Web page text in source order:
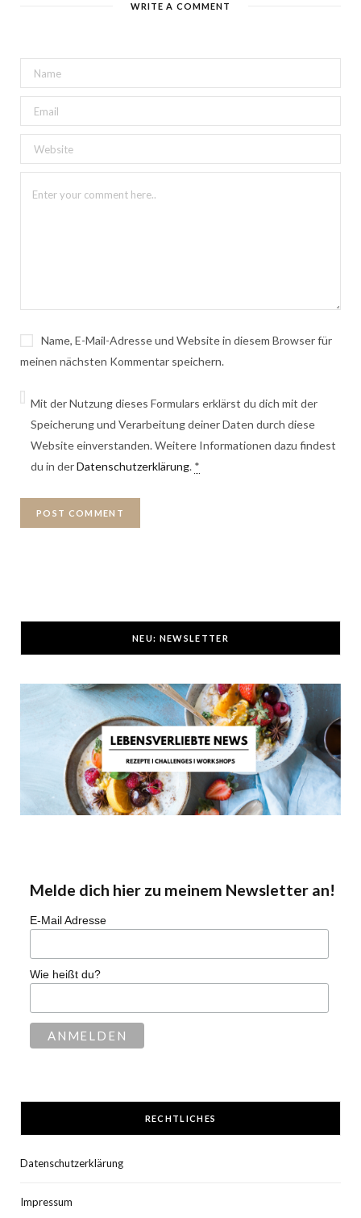
WRITE A COMMENT
Name, E-Mail-Adresse und Website in diesem Browser für
meinen nächsten Kommentar speichern.
Mit der Nutzung dieses Formulars erklärst du dich mit der
Speicherung und Verarbeitung deiner Daten durch diese
Website einverstanden. Weitere Informationen dazu findest
du in derDatenschutzerklärung. *
NEU: NEWSLETTER
Melde dich hier zu meinem Newsletter an!
E-Mail Adresse
Wie heißt du?
RECHTLICHES
Datenschutzerklärung
Impressum